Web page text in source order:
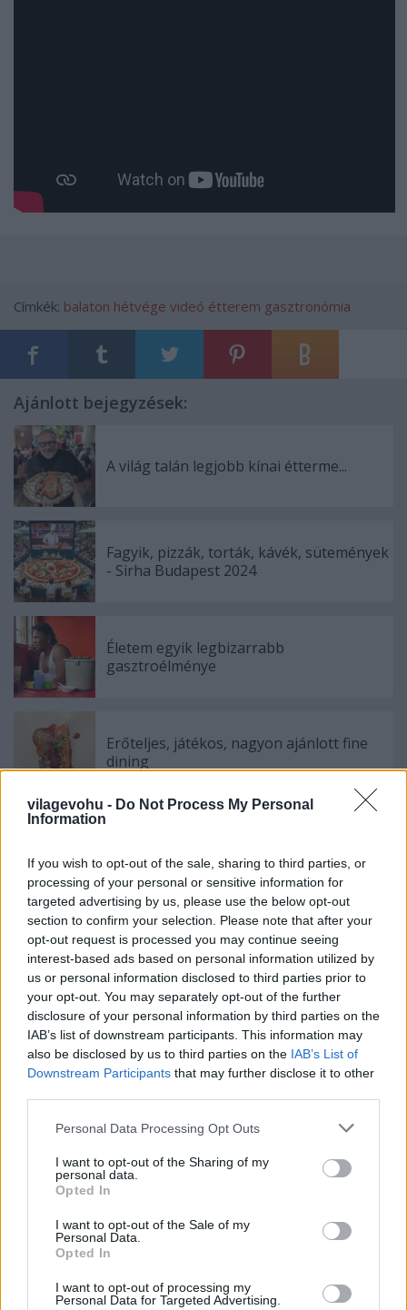
vilagevohu - Do Not Process My Personal
Information
If you wish to opt-out of the sale, sharing to third parties, or
processing of your personal or sensitive information for
targeted advertising by us, please use the below opt-out
section to confirm your selection. Please note that after your
opt-out request is processed you may continue seeing
interest-based ads based on personal information utilized by
us or personal information disclosed to third parties prior to
your opt-out. You may separately opt-out of the further
disclosure of your personal information by third parties on the
IAB’s list of downstream participants. This information may
also be disclosed by us to third parties on the IAB’s List of
Downstream Participants that may further disclose it to other
Please note that this website/app uses one or more Google
not limited to your visit or usage behaviour. You may click to
grant or deny consent to Google and its third-party tags to
use your data for below specified purposes in below Google
consent section.
Personal Data Processing Opt Outs
I want to opt-out of the Sharing of my
personal data.
Opted In
I want to opt-out of the Sale of my
Personal Data.
Opted In
I want to opt-out of processing my
Personal Data for Targeted Advertising.
Címkék: balaton hétvége videó étterem gasztronómia
Ajánlott bejegyzések:
A világ talán legjobb kínai étterme...
Fagyik, pizzák, torták, kávék, sütemények
- Sirha Budapest 2024
Életem egyik legbizarrabb
gasztroélménye
Erőteljes, játékos, nagyon ajánlott fine
dining
minden más fontos a Sirháról
Szólj hozzá!
A hozzászóláshoz be kell lépned!
VAGY